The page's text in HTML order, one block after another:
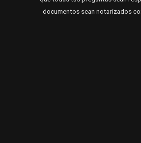
documentos sean notarizados